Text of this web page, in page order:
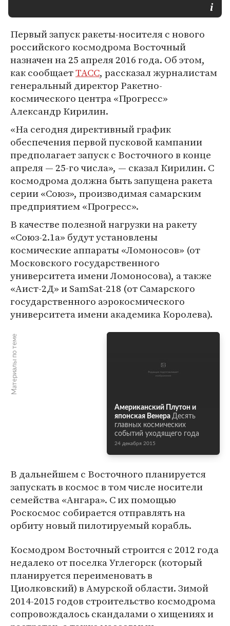
Первый запуск ракеты-носителя с нового
российского космодрома Восточный
назначен на 25 апреля 2016 года. Об этом,
как сообщаетТАСС, рассказал журналистам
генеральный директор Ракетно-
космического центра «Прогресс»
Александр Кирилин.
«На сегодня директивный график
обеспечения первой пусковой кампании
предполагает запуск с Восточного в конце
апреля — 25-го числа», — сказал Кирилин. С
космодрома должна быть запущена ракета
серии «Союз», производимая самарским
предприятием «Прогресс».
В качестве полезной нагрузки на ракету
«Союз-2.1а» будут установлены
космические аппараты «Ломоносов» (от
Московского государственного
университета имени Ломоносова), а также
«Аист-2Д» и SamSat-218 (от Самарского
государственного аэрокосмического
университета имени академика Королева).
Материалы по теме
Американский Плутон и
японская Венера Десять
главных космических
событий уходящего года
24 декабря 2015
В дальнейшем с Восточного планируется
запускать в космос в том числе носители
семейства «Ангара». С их помощью
Роскосмос собирается отправлять на
орбиту новый пилотируемый корабль.
Космодром Восточный строится с 2012 года
недалеко от поселка Углегорск (который
планируется переименовать в
Циолковский) в Амурской области. Зимой
2014-2015 годов строительство космодрома
сопровождалось скандалами о хищениях и